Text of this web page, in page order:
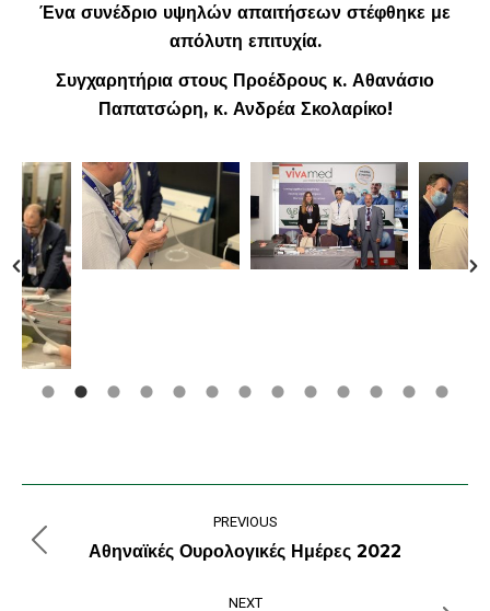
Ένα συνέδριο υψηλών απαιτήσεων στέφθηκε με
απόλυτη επιτυχία.
Συγχαρητήρια στους Προέδρους κ. Αθανάσιο
Παπατσώρη, κ. Ανδρέα Σκολαρίκο!
navigation
PREVIOUS
Previous
Αθηναϊκές Ουρολογικές Ημέρες 2022
NEXT